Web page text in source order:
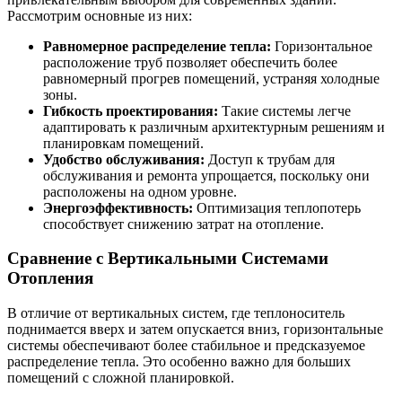
Рассмотрим основные из них:
Равномерное распределение тепла: Горизонтальное
расположение труб позволяет обеспечить более
равномерный прогрев помещений, устраняя холодные
зоны.
Гибкость проектирования: Такие системы легче
адаптировать к различным архитектурным решениям и
планировкам помещений.
Удобство обслуживания: Доступ к трубам для
обслуживания и ремонта упрощается, поскольку они
расположены на одном уровне.
Энергоэффективность: Оптимизация теплопотерь
способствует снижению затрат на отопление.
Сравнение с Вертикальными Системами
Отопления
В отличие от вертикальных систем, где теплоноситель
поднимается вверх и затем опускается вниз, горизонтальные
системы обеспечивают более стабильное и предсказуемое
распределение тепла. Это особенно важно для больших
помещений с сложной планировкой.